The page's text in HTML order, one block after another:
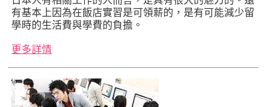
有基本上因為在飯店實習是可領薪的，是有可能減少留
學時的生活費與學費的負擔。
更多詳情